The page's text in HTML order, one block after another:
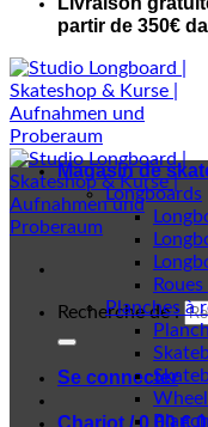
partir de 350€
Recherche de :
Se connecter
Chariot /0,00€ 0
Magasin de
Longboards
Planches à